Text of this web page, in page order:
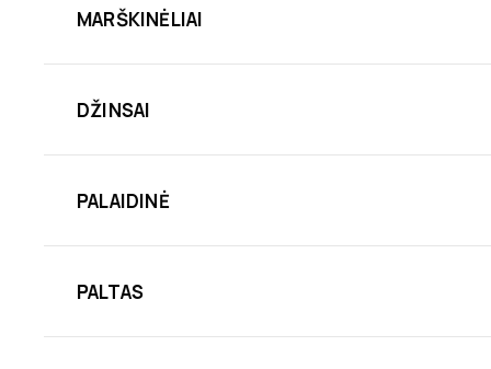
MARŠKINĖLIAI
DŽINSAI
PALAIDINĖ
PALTAS